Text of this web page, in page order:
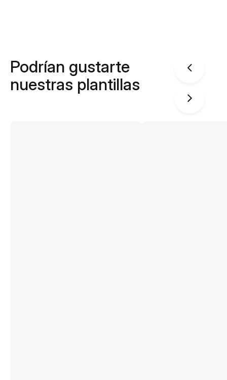
Podrían gustarte
nuestras plantillas